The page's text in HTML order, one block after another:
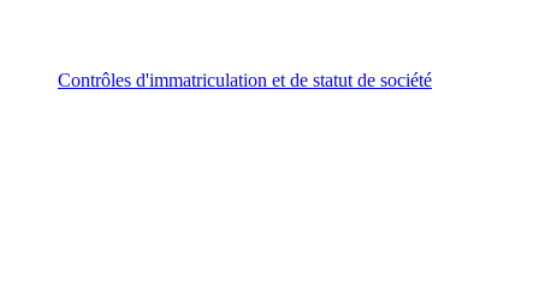
Contrôles d'immatriculation et de statut de société